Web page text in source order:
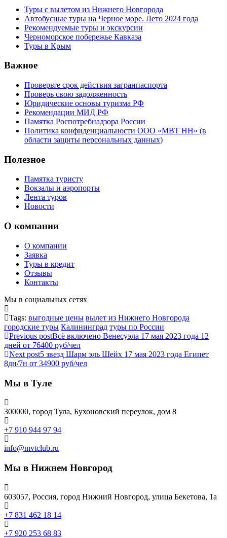
Туры с вылетом из Нижнего Новгорода
Автобусные туры на Черное море. Лето 2024 года
Рекомендуемые туры и экскурсии
Черноморское побережье Кавказа
Туры в Крым
Важное
Проверьте срок действия загранпаспорта
Проверь свою задолженность
Юридические основы туризма РФ
Рекомендации МИД РФ
Памятка Роспотребнадзора России
Политика конфиденциальности ООО «МВТ НН» (в
области защиты персональных данных)
Полезное
Памятка туристу
Вокзалы и аэропорты
Лента туров
Новости
О компании
О компании
Заявка
Туры в кредит
Отзывы
Контакты
Мы в социальных сетях
Tags: выгодные цены вылет из Нижнего Новгорода
городские туры Калининград туры по России
Previous postВсё включено Венесуэла 17 мая 2023 года 12
дней от 76400 руб/чел
Next post5 звезд Шарм эль Шейх 17 мая 2023 года Египет
8дн/7н от 34900 руб/чел
Мы в Туле
300000, город Тула, Бухоновский переулок, дом 8
+7 910 944 97 94
info@mvtclub.ru
Мы в Нижнем Новгород
603057, Россия, город Нижний Новгород, улица Бекетова, 1а
+7 831 462 18 14
+7 920 253 68 83